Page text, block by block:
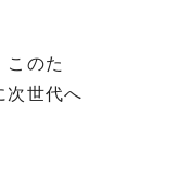
このた
次世代へ